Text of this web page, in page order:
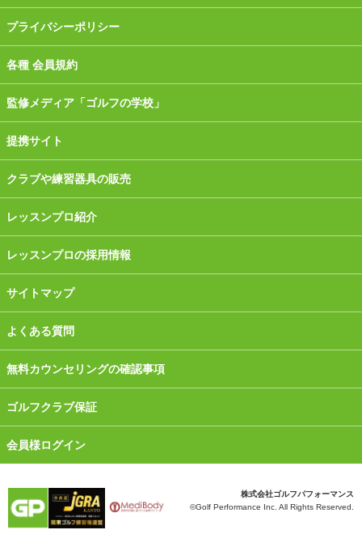
プライバシーポリシー
各種 会員規約
監修メディア「ゴルフの学校」
提携サイト
クラブや練習器具の販売
レッスンプロ紹介
レッスンプロの採用情報
サイトマップ
よくある質問
無料カウンセリングの確認事項
ゴルフクラブ保証
会員様ログイン
株式会社ゴルフパフォーマンス
©Golf Performance Inc. All Rights Reserved.